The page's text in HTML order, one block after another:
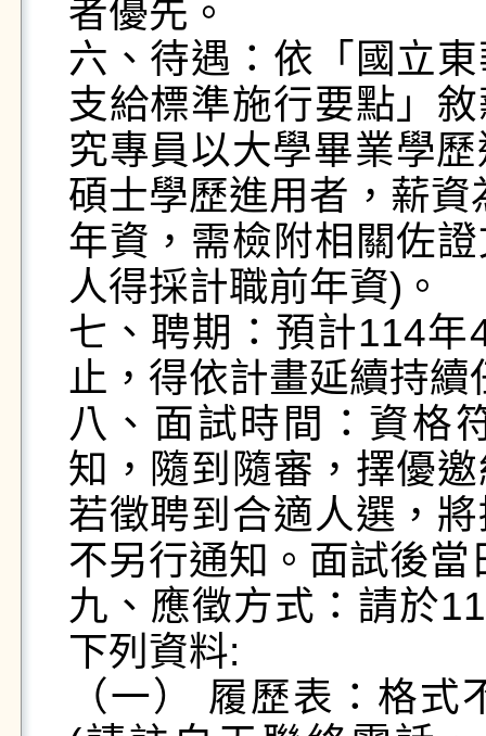
者優先。
六、待遇：依「國立
支給標準施行要點」
究專員以大學畢業學
碩士學歷進用者，薪
年資，需檢附相關佐
人得採計職前年資)。
七、聘期：預計114
止，得依計畫延續持續
八、面試時間：資格
知，隨到隨審，擇優
若徵聘到合適人選，
不另行通知。面試後當
九、應徵方式：請於
下列資料:
（一） 履歷表：格